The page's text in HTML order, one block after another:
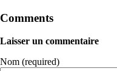
Comments
Laisser un commentaire
Nom (required)